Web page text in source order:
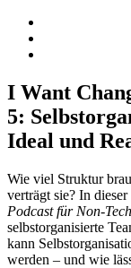
I Want
5:
Ideal und
Wie viel Struktur
verträgt sie? In
Podcast für Non-
selbstorganisierte
kann
werden – und wie